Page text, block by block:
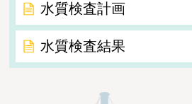
水質検査計画
水質検査結果